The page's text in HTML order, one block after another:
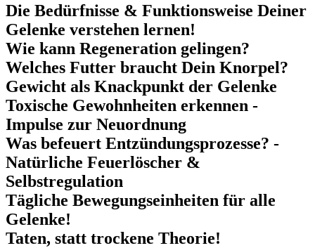
Die Bedürfnisse & Funktionsweise Deiner
Gelenke verstehen lernen!
Wie kann Regeneration gelingen?
Welches Futter braucht Dein Knorpel?
Gewicht als Knackpunkt der Gelenke
Toxische Gewohnheiten erkennen -
Impulse zur Neuordnung
Was befeuert Entzündungsprozesse? -
Natürliche Feuerlöscher &
Selbstregulation
Tägliche Bewegungseinheiten für alle
Gelenke!
Taten, statt trockene Theorie!